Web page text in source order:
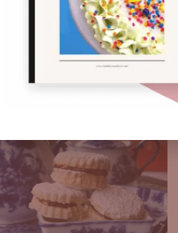
Cuatro Leches de Coco
Ver más